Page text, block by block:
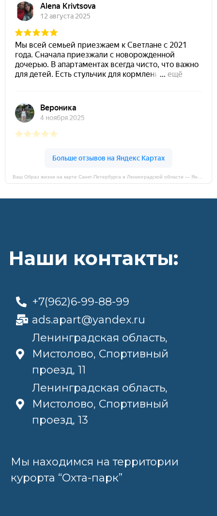
Наши контакты:
+7(962)6-99-88-99
ads.apart@yandex.ru
Ленинградская область,
Мистолово, Спортивный
проезд, 11
Ленинградская область,
Мистолово, Спортивный
проезд, 13
Мы находимся на территории
курорта “Охта-парк”